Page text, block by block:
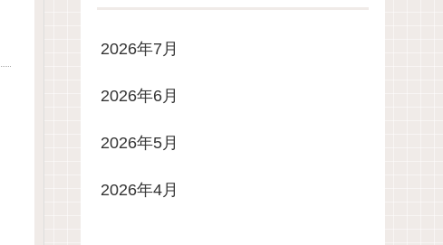
2026年7月
2026年6月
2026年5月
2026年4月